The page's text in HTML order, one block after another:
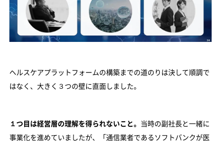
ヘルスケアプラットフォームの構築までの道のりは決して順調で
はなく、大きく３つの壁に直面しました。
１つ目は経営層の理解を得られないこと。
当時の副社長と一緒に
事業化を進めていましたが、「通信業者であるソフトバンクが医